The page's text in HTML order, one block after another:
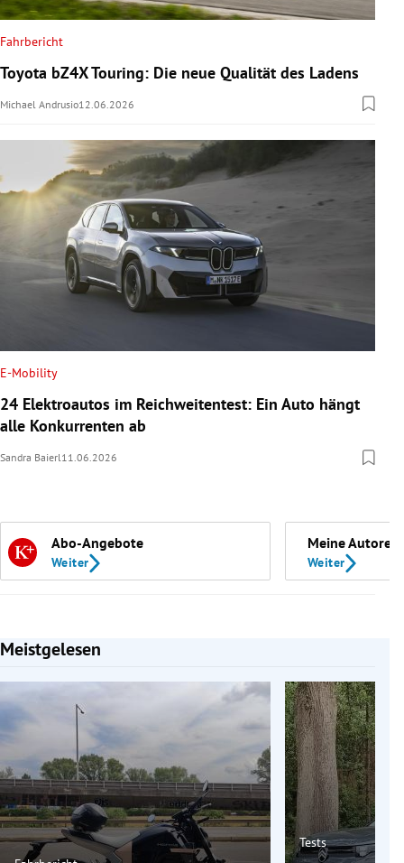
Fahrbericht
Toyota bZ4X Touring: Die neue Qualität des Ladens
Michael Andrusio12.06.2026
E-Mobility
24 Elektroautos im Reichweitentest: Ein Auto hängt
alle Konkurrenten ab
Sandra Baierl11.06.2026
Abo-Angebote
Weiter
Meine Autoren
Weiter
Meistgelesen
Slide 1 von 7
Tests